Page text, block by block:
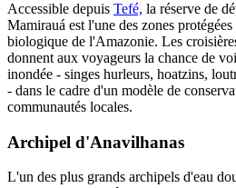
Accessible depuis Tefé, la réserve de
Mamirauá est l'une des zones
biologique de l'Amazonie. Les
donnent aux voyageurs la chance de
inondée - singes hurleurs, hoatzins,
- dans le cadre d'un modèle de
communautés locales.
Archipel d'Anavilhanas
L'un des plus grands archipels d'eau